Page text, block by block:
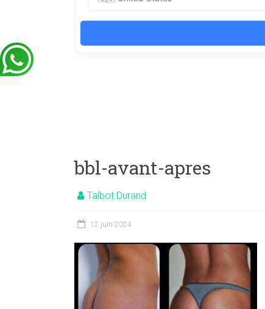
bbl-avant-apres
Talbot Durand
12 juin 2024